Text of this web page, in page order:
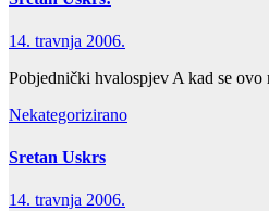
14. travnja 2006.
Pobjednički hvalospjev A kad se
Nekategorizirano
Sretan Uskrs
14. travnja 2006.